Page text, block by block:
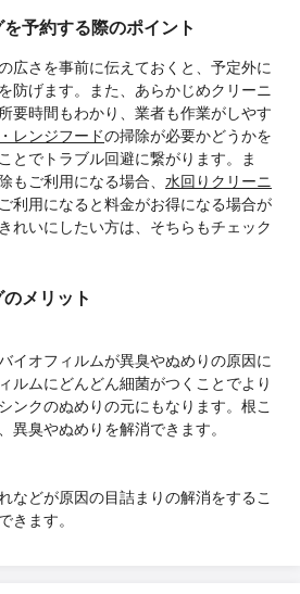
予約する際のポイント
広さを事前に伝えておくと、予定外に
防げます。また、あらかじめクリーニ
要時間もわかり、業者も作業がしやす
レンジフードの掃除が必要かどうかを
とでトラブル回避に繋がります。ま
もご利用になる場合、 水回りクリーニ
利用になると料金がお得になる場合が
れいにしたい方は、そちらもチェック
メリット
イオフィルムが異臭やぬめりの原因に
ルムにどんどん細菌がつくことでより
ンクのぬめりの元にもなります。根こ
異臭やぬめりを解消できます。
などが原因の目詰まりの解消をするこ
きます。